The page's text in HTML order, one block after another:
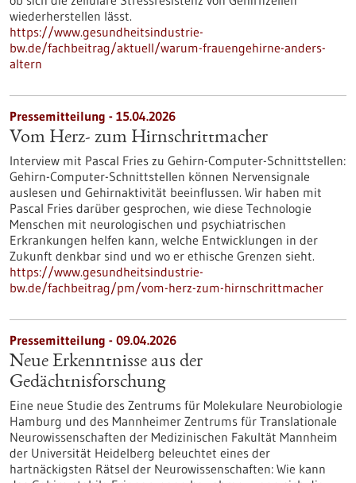
wiederherstellen lässt.
https://www.gesundheitsindustrie-
bw.de/fachbeitrag/aktuell/warum-frauengehirne-anders-
altern
Pressemitteilung - 15.04.2026
Vom Herz- zum Hirnschrittmacher
Interview mit Pascal Fries zu Gehirn-Computer-Schnittstellen:
Gehirn-Computer-Schnittstellen können Nervensignale
auslesen und Gehirnaktivität beeinflussen. Wir haben mit
Pascal Fries darüber gesprochen, wie diese Technologie
Menschen mit neurologischen und psychiatrischen
Erkrankungen helfen kann, welche Entwicklungen in der
Zukunft denkbar sind und wo er ethische Grenzen sieht.
https://www.gesundheitsindustrie-
bw.de/fachbeitrag/pm/vom-herz-zum-hirnschrittmacher
Pressemitteilung - 09.04.2026
Neue Erkenntnisse aus der
Gedächtnisforschung
Eine neue Studie des Zentrums für Molekulare Neurobiologie
Hamburg und des Mannheimer Zentrums für Translationale
Neurowissenschaften der Medizinischen Fakultät Mannheim
der Universität Heidelberg beleuchtet eines der
hartnäckigsten Rätsel der Neurowissenschaften: Wie kann